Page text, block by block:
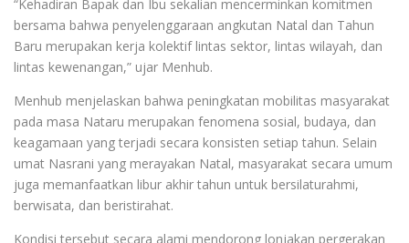
“Kehadiran Bapak dan Ibu sekalian mencerminkan komitmen
bersama bahwa penyelenggaraan angkutan Natal dan Tahun
Baru merupakan kerja kolektif lintas sektor, lintas wilayah, dan
lintas kewenangan,” ujar Menhub.
Menhub menjelaskan bahwa peningkatan mobilitas masyarakat
pada masa Nataru merupakan fenomena sosial, budaya, dan
keagamaan yang terjadi secara konsisten setiap tahun. Selain
umat Nasrani yang merayakan Natal, masyarakat secara umum
juga memanfaatkan libur akhir tahun untuk bersilaturahmi,
berwisata, dan beristirahat.
Kondisi tersebut secara alami mendorong lonjakan pergerakan